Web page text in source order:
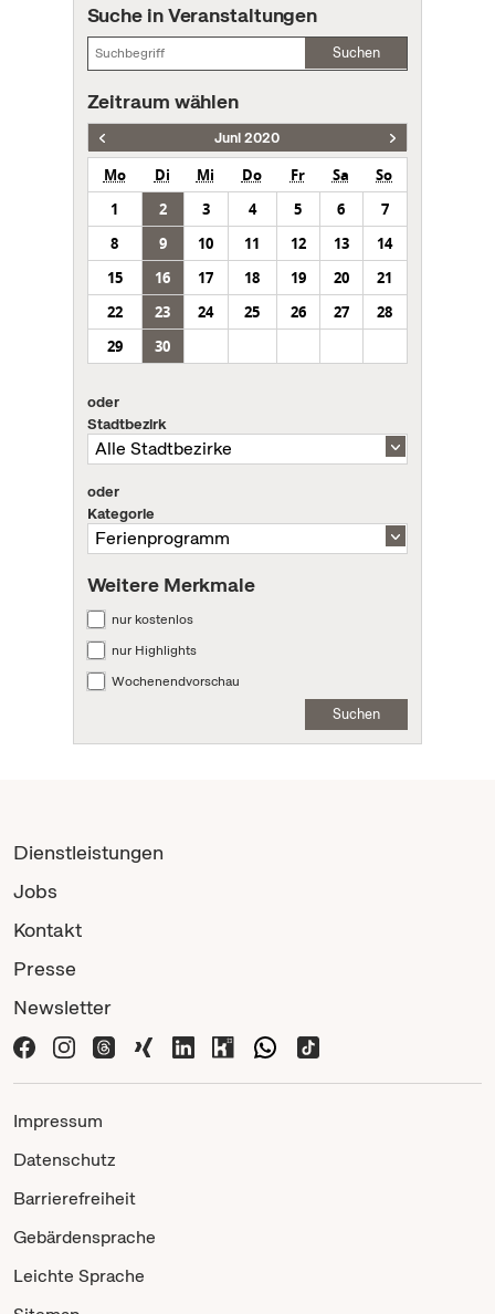
Suche in Veranstaltungen
Suchen
Zeitraum wählen
Juni 2020
Mo Di Mi Do Fr Sa
So
1
2 3 4 5 6
7
8
9 10 11 12 13
14
15
16 17 18 19 20
21
22
23 24 25 26 27
28
29
30
oder
Stadtbezirk
oder
Kategorie
Weitere Merkmale
nur kostenlos
nur Highlights
Wochenendvorschau
Suchen
Dienstleistungen
Jobs
Kontakt
Presse
Newsletter
Impressum
Datenschutz
Barrierefreiheit
Gebärdensprache
Leichte Sprache